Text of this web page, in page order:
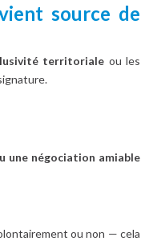
source de
territoriale ou les
une négociation amiable
ou non — cela